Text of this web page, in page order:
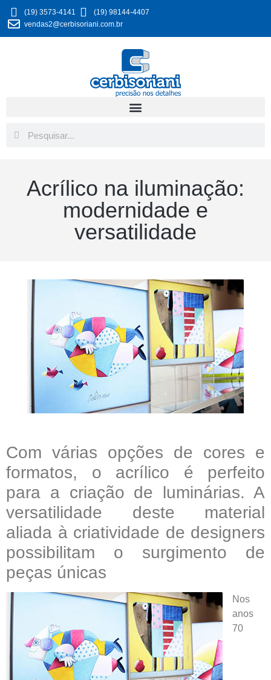
(19) 3573-4141
(19) 98144-4407
vendas2@cerbisoriani.com.br
Acrílico na iluminação:
modernidade e
versatilidade
Com várias opções de cores e
formatos, o acrílico é perfeito
para a criação de luminárias. A
versatilidade deste material
aliada à criatividade de designers
possibilitam o surgimento de
peças únicas
Nos
anos
70